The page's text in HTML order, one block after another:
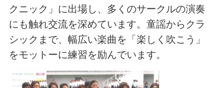
クニック」に出場し、多くのサークルの演奏
にも触れ交流を深めています。童謡からクラ
シックまで、幅広い楽曲を「楽しく吹こう」
をモットーに練習を励んでいます。